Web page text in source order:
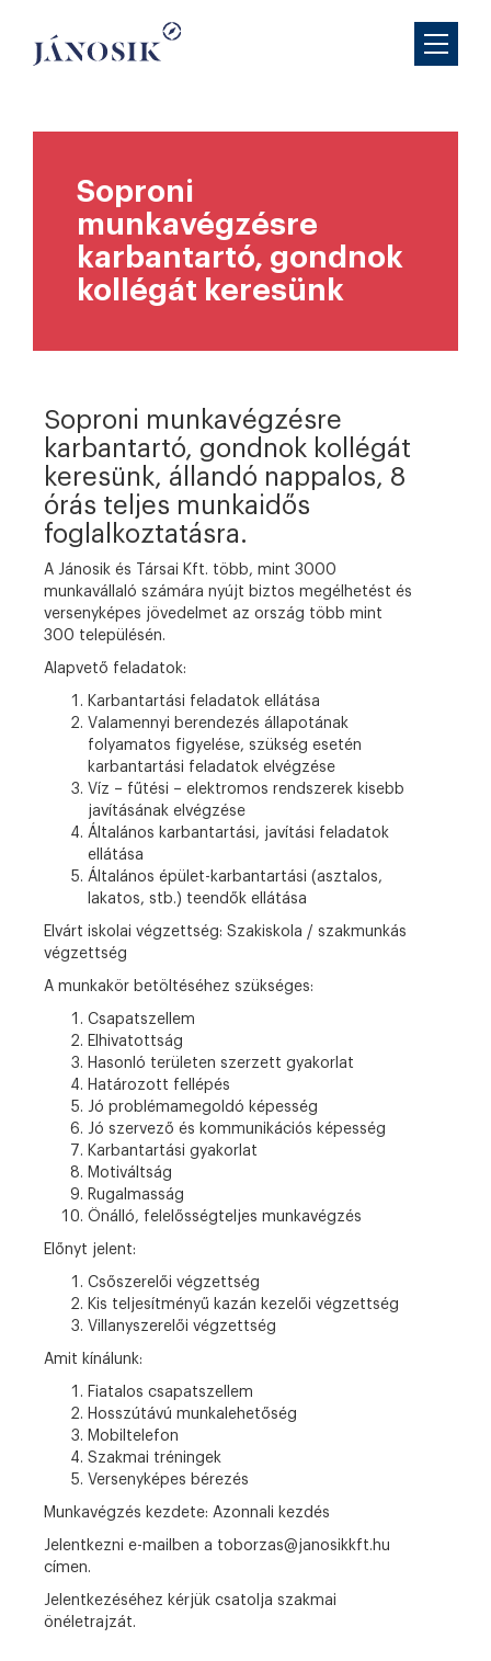
Soproni
munkavégzésre
karbantartó, gondnok
kollégát keresünk
Soproni munkavégzésre
karbantartó, gondnok kollégát
keresünk, állandó nappalos, 8
órás teljes munkaidős
foglalkoztatásra.
A Jánosik és Társai Kft. több, mint 3000
munkavállaló számára nyújt biztos megélhetést és
versenyképes jövedelmet az ország több mint
300 településén.
Alapvető feladatok:
Karbantartási feladatok ellátása
Valamennyi berendezés állapotának
folyamatos figyelése, szükség esetén
karbantartási feladatok elvégzése
Víz – fűtési – elektromos rendszerek kisebb
javításának elvégzése
Általános karbantartási, javítási feladatok
ellátása
Általános épület-karbantartási (asztalos,
lakatos, stb.) teendők ellátása
Elvárt iskolai végzettség: Szakiskola / szakmunkás
végzettség
A munkakör betöltéséhez szükséges:
Csapatszellem
Elhivatottság
Hasonló területen szerzett gyakorlat
Határozott fellépés
Jó problémamegoldó képesség
Jó szervező és kommunikációs képesség
Karbantartási gyakorlat
Motiváltság
Rugalmasság
Önálló, felelősségteljes munkavégzés
Előnyt jelent:
Csőszerelői végzettség
Kis teljesítményű kazán kezelői végzettség
Villanyszerelői végzettség
Amit kínálunk:
Fiatalos csapatszellem
Hosszútávú munkalehetőség
Mobiltelefon
Szakmai tréningek
Versenyképes bérezés
Munkavégzés kezdete: Azonnali kezdés
Jelentkezni e-mailben a toborzas@janosikkft.hu
címen.
Jelentkezéséhez kérjük csatolja szakmai
önéletrajzát.